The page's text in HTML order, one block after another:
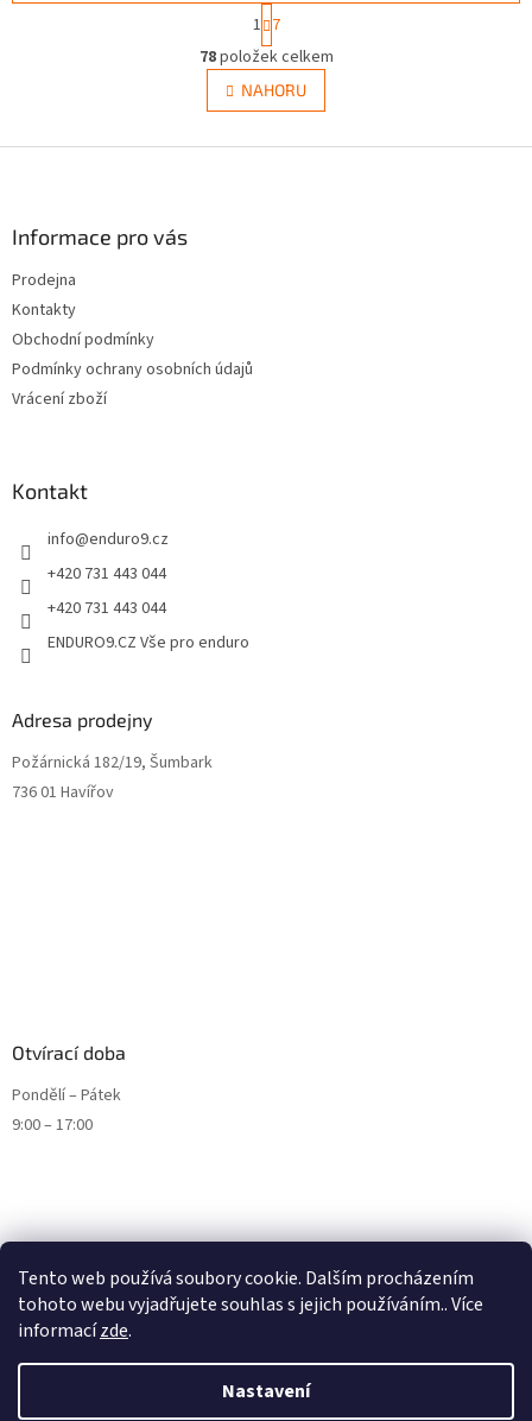
Tento web používá soubory cookie. Dalším procházením
tohoto webu vyjadřujete souhlas s jejich používáním.. Více
informacízde.
Nastavení
O
v
l
á
S
t
r
á
n
k
v
1 7
78položek celkem
NAHORU
Informace pro vás
Prodejna
Kontakty
Obchodní podmínky
Podmínky ochrany osobních údajů
Vrácení zboží
Kontakt
info@enduro9.cz
+420 731 443 044
+420 731 443 044
ENDURO9.CZ Vše pro enduro
Adresa prodejny
Požárnická 182/19, Šumbark
736 01 Havířov
Otvírací doba
Pondělí – Pátek
9:00 – 17:00
Vytvořil Shoptet